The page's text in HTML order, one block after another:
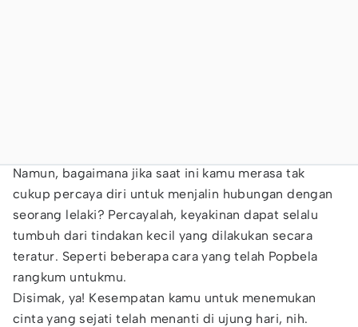
Namun, bagaimana jika saat ini kamu merasa tak
cukup percaya diri untuk menjalin hubungan dengan
seorang lelaki? Percayalah, keyakinan dapat selalu
tumbuh dari tindakan kecil yang dilakukan secara
teratur. Seperti beberapa cara yang telah Popbela
rangkum untukmu.
Disimak, ya! Kesempatan kamu untuk menemukan
cinta yang sejati telah menanti di ujung hari, nih.